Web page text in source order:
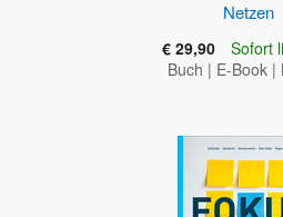
Netzen
€ 29,90
Sofort
Buch | E-Book |